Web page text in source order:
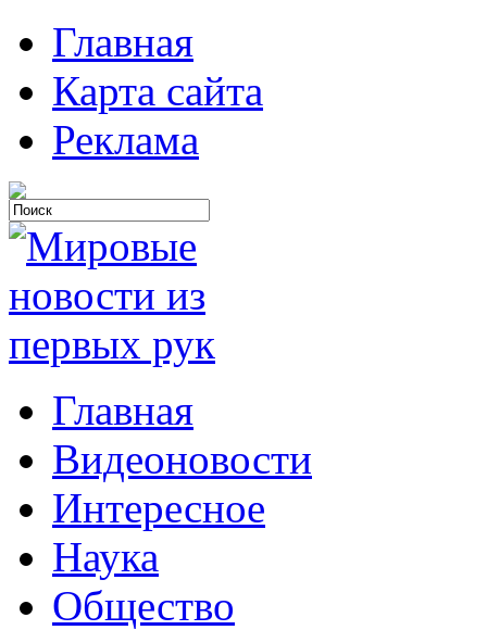
Главная
Карта сайта
Реклама
Главная
Видеоновости
Интересное
Наука
Общество